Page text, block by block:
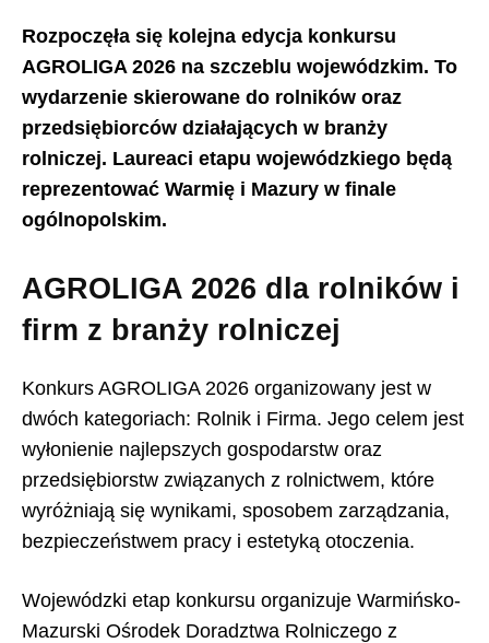
Rozpoczęła się kolejna edycja konkursu
AGROLIGA 2026 na szczeblu wojewódzkim. To
wydarzenie skierowane do rolników oraz
przedsiębiorców działających w branży
rolniczej. Laureaci etapu wojewódzkiego będą
reprezentować Warmię i Mazury w finale
ogólnopolskim.
AGROLIGA 2026 dla rolników i
firm z branży rolniczej
Konkurs AGROLIGA 2026 organizowany jest w
dwóch kategoriach: Rolnik i Firma. Jego celem jest
wyłonienie najlepszych gospodarstw oraz
przedsiębiorstw związanych z rolnictwem, które
wyróżniają się wynikami, sposobem zarządzania,
bezpieczeństwem pracy i estetyką otoczenia.
Wojewódzki etap konkursu organizuje Warmińsko-
Mazurski Ośrodek Doradztwa Rolniczego z